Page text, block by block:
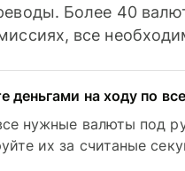
Более 40
все
деньгами на ходу по
нужные валюты под
их за считаные